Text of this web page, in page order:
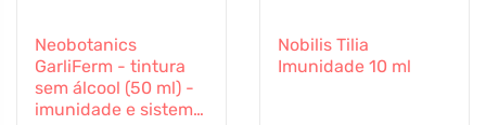
Neobotanics
GarliFerm - tintura
sem álcool (50 ml) -
imunidade e sistema
Nobilis Tilia
Imunidade 10 ml